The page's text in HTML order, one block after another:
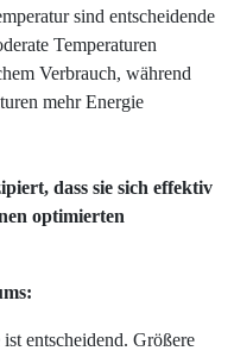
sind entscheidende
Temperaturen
Verbrauch, während
mehr Energie
dass sie sich effektiv
optimierten
entscheidend. Größere